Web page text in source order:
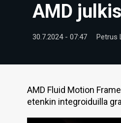
AMD
30.7.2024 - 07:47 Petrus
AMD Fluid Motion
etenkin integroiduilla